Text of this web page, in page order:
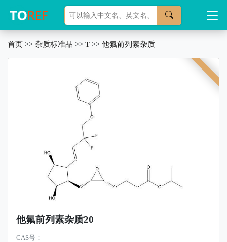
首页 >> 杂质标准品 >> T >> 他氟前列素杂质
他氟前列素杂质20
CAS号：